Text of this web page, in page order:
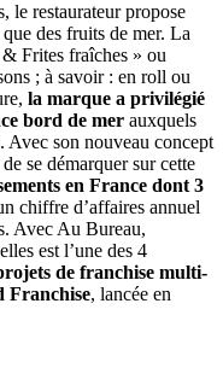
le restaurateur propose
des fruits de mer. La
Frites fraîches » ou
; à savoir : en roll ou
la marque a privilégié
bord de mer auxquels
Avec son nouveau concept
se démarquer sur cette
en France dont 3
chiffre d’affaires annuel
Avec Au Bureau,
est l’une des 4
de franchise multi-
Franchise, lancée en